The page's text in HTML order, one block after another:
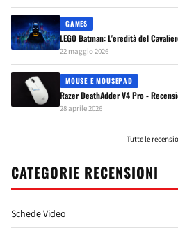
GAMES
LEGO Batman: L'eredità del
22 maggio 2026
MOUSE E MOUSEPAD
Razer DeathAdder V4 Pro -
28 aprile 2026
Tutte le
CATEGORIE RECENSIONI
Schede Video